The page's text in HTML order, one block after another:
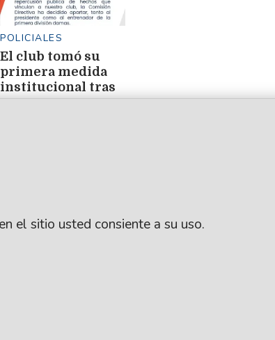
POLICIALES
El club tomó su
primera medida
institucional tras
el sitio usted consiente a su uso.